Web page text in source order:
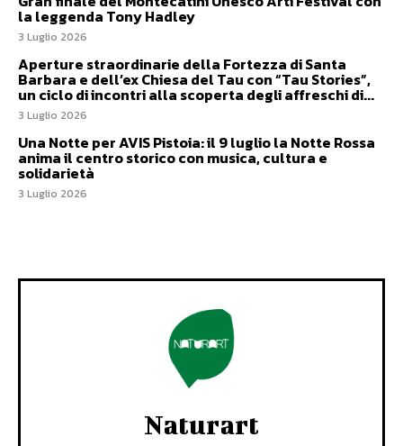
la leggenda Tony Hadley
3 Luglio 2026
Aperture straordinarie della Fortezza di Santa
Barbara e dell’ex Chiesa del Tau con “Tau Stories”,
un ciclo di incontri alla scoperta degli affreschi di...
3 Luglio 2026
Una Notte per AVIS Pistoia: il 9 luglio la Notte Rossa
anima il centro storico con musica, cultura e
solidarietà
3 Luglio 2026
Naturart